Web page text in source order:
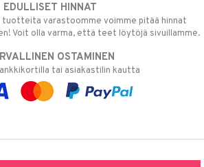
EDULLISET HINNAT
tuotteita varastoomme voimme pitää hinnat
Voit olla varma, että teet löytöjä sivuillamme.
OSTAMINEN
tai asiakastilin kautta